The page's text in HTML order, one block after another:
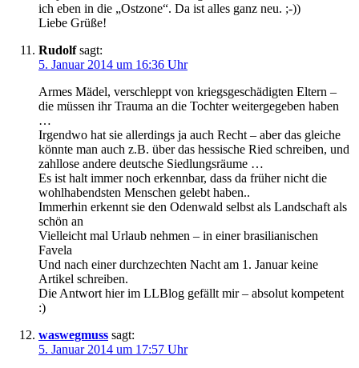
ich eben in die „Ostzone“. Da ist alles ganz neu. ;-))
Liebe Grüße!
Rudolf sagt:
5. Januar 2014 um 16:36 Uhr
Armes Mädel, verschleppt von kriegsgeschädigten Eltern –
die müssen ihr Trauma an die Tochter weitergegeben haben
…
Irgendwo hat sie allerdings ja auch Recht – aber das gleiche
könnte man auch z.B. über das hessische Ried schreiben, und
zahllose andere deutsche Siedlungsräume …
Es ist halt immer noch erkennbar, dass da früher nicht die
wohlhabendsten Menschen gelebt haben..
Immerhin erkennt sie den Odenwald selbst als Landschaft als
schön an
Vielleicht mal Urlaub nehmen – in einer brasilianischen
Favela
Und nach einer durchzechten Nacht am 1. Januar keine
Artikel schreiben.
Die Antwort hier im LLBlog gefällt mir – absolut kompetent
:)
waswegmuss sagt:
5. Januar 2014 um 17:57 Uhr